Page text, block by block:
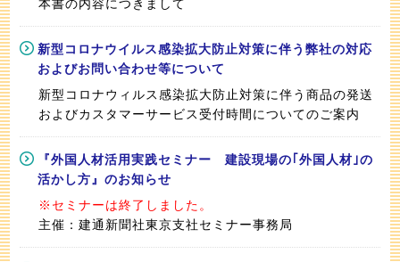
本書の内容につきまして
新型コロナウイルス感染拡大防止対策に伴う弊社の対応
およびお問い合わせ等について
新型コロナウィルス感染拡大防止対策に伴う商品の発送
およびカスタマーサービス受付時間についてのご案内
『外国人材活用実践セミナー 建設現場の｢外国人材｣の
活かし方』のお知らせ
※セミナーは終了しました。
主催：建通新聞社東京支社セミナー事務局